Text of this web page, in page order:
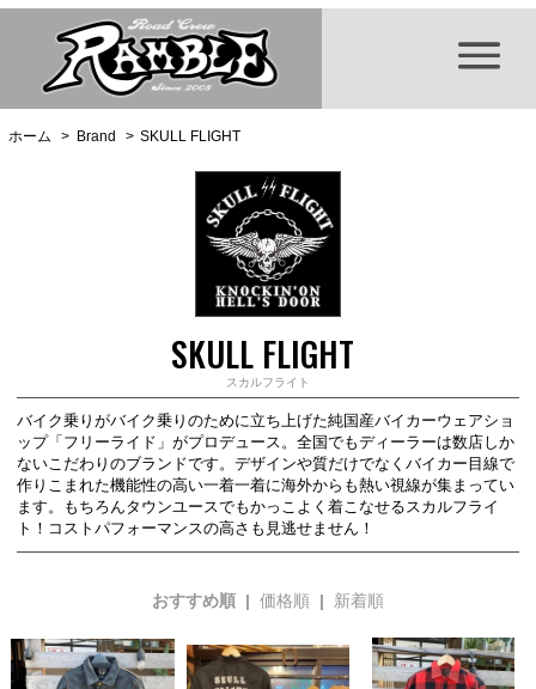
ホーム > Brand > SKULL FLIGHT
SKULL FLIGHT
スカルフライト
バイク乗りがバイク乗りのために立ち上げた純国産バイカーウェアショ
ップ「フリーライド」がプロデュース。全国でもディーラーは数店しか
ないこだわりのブランドです。デザインや質だけでなくバイカー目線で
作りこまれた機能性の高い一着一着に海外からも熱い視線が集まってい
ます。もちろんタウンユースでもかっこよく着こなせるスカルフライ
ト！コストパフォーマンスの高さも見逃せません！
おすすめ順 | 価格順 | 新着順